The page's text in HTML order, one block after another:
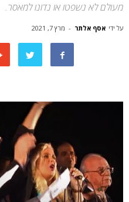
מעולם לא נשפטו או נדונו למאסר.
על ידי אסף אלתר - מרץ 7, 2021